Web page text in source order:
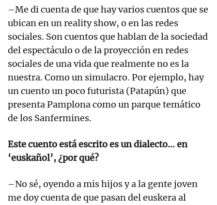
–Me di cuenta de que hay varios cuentos que se
ubican en un reality show, o en las redes
sociales. Son cuentos que hablan de la sociedad
del espectáculo o de la proyección en redes
sociales de una vida que realmente no es la
nuestra. Como un simulacro. Por ejemplo, hay
un cuento un poco futurista (Patapún) que
presenta Pamplona como un parque temático
de los Sanfermines.
Este cuento está escrito es un dialecto... en
‘euskañol’, ¿por qué?
–No sé, oyendo a mis hijos y a la gente joven
me doy cuenta de que pasan del euskera al